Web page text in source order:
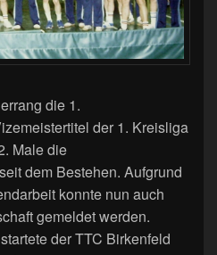
die 1.
der 1. Kreisliga
Male die
dem Bestehen. Aufgrund
konnte nun auch
gemeldet werden.
der TTC Birkenfeld